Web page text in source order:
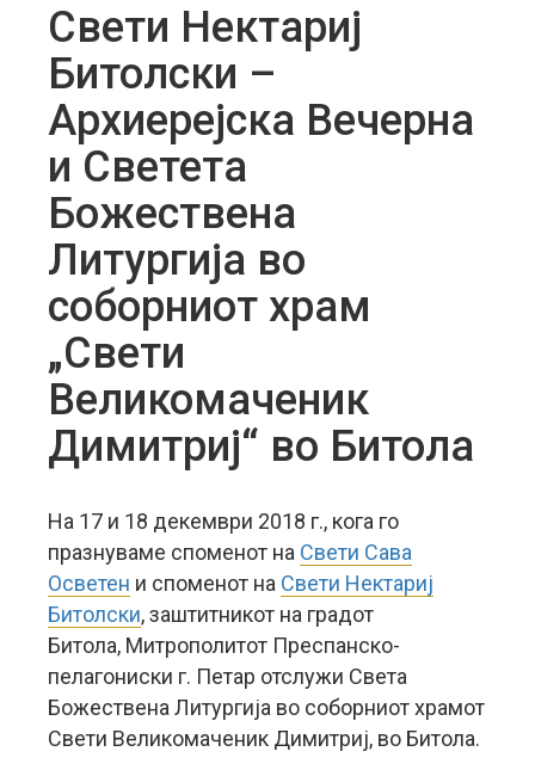
Свети Нектариј
Битолски –
Архиерејска Вечерна
и Светета
Божествена
Литургија во
соборниот храм
„Свети
Великомаченик
Димитриј“ во Битола
На 17 и 18 декември 2018 г., кога го
празнуваме споменот на Свети Сава
Осветен и споменот на Свети Нектариј
Битолски, заштитникот на градот
Битола, Митрополитот Преспанско-
пелагониски г. Петар отслужи Света
Божествена Литургија во соборниот храмот
Свети Великомаченик Димитриј, во Битола.